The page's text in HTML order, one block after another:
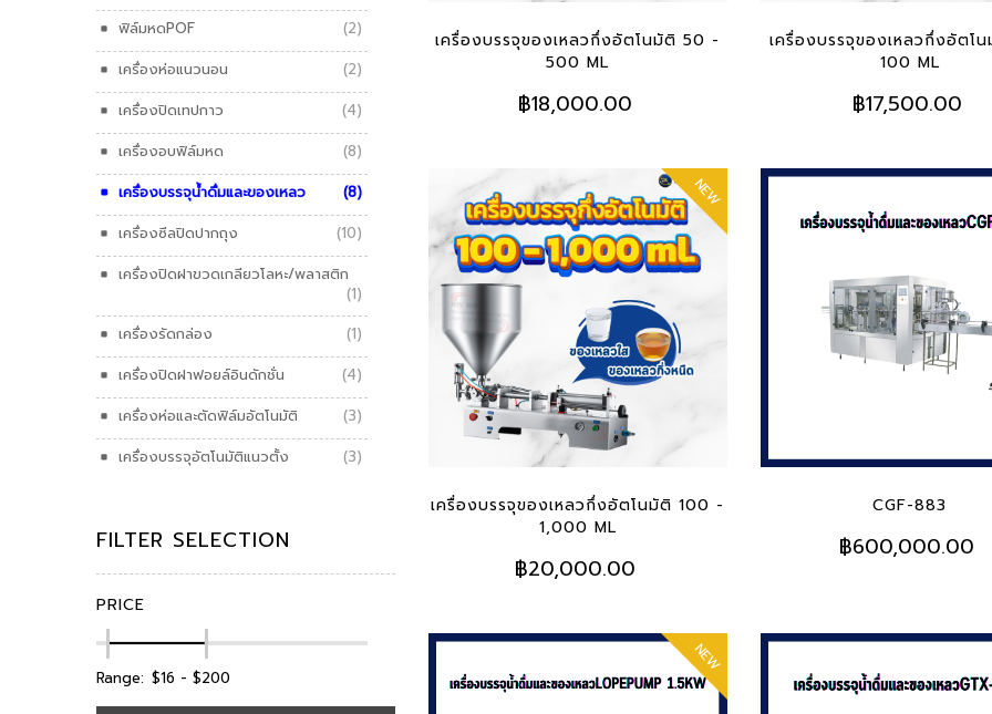
ฟิล์มหดPOF
(2)
เครื่องห่อแนวนอน
(2)
เครื่องปิดเทปกาว
(4)
เครื่องอบฟิล์มหด
(8)
เครื่องบรรจุน้ำดื่มและของเหลว
(8)
เครื่องซีลปิดปากถุง
(10)
เครื่องปิดฝาขวดเกลียวโลหะ/พลาสติก
(1)
เครื่องรัดกล่อง
(1)
เครื่องปิดฝาฟอยล์อินดักชั่น
(4)
เครื่องห่อและตัดฟิล์มอัตโนมัติ
(3)
เครื่องบรรจุอัตโนมัติแนวตั้ง
(3)
FILTER SELECTION
PRICE
Range:
เครื่องบรรจุของเหลวกึ่งอัตโนมัติ 50 -
500 ML
฿18,000.00
เครื่องบรรจุของเหลวกึ่งอัตโ
100 ML
฿17,500.00
NEW
เครื่องบรรจุของเหลวกึ่งอัตโนมัติ 100 -
1,000 ML
฿20,000.00
CGF-883
฿600,000.00
NEW